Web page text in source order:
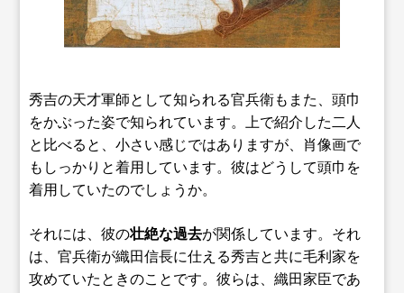
秀吉の天才軍師として知られる官兵衛もまた、頭巾
をかぶった姿で知られています。上で紹介した二人
と比べると、小さい感じではありますが、肖像画で
もしっかりと着用しています。彼はどうして頭巾を
着用していたのでしょうか。
それには、彼の壮絶な過去が関係しています。それ
は、官兵衛が織田信長に仕える秀吉と共に毛利家を
攻めていたときのことです。彼らは、織田家臣であ